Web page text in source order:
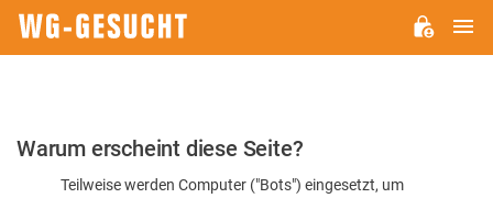
Bitte
Warum erscheint diese Seite?
Teilweise werden Computer ("Bots") eingesetzt, um